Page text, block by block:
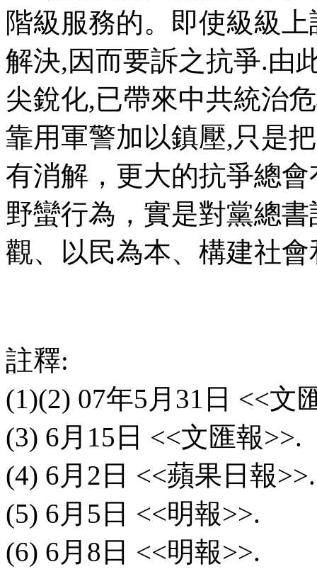
階級服務的。即使級級
解決,因而要訴之抗爭.由
尖銳化,已帶來中共統治
靠用軍警加以鎮壓,只是
有消解，更大的抗爭總
野蠻行為，實是對黨總
觀、以民為本、構建社
註釋:
(1)(2) 07年5 月 31 日 <<文
(3) 6月 15 日 <<文匯報>>.
(4) 6月 2 日 <<蘋果日報>>.
(5) 6月 5 日 <<明報>>.
(6) 6月 8 日 <<明報>>.